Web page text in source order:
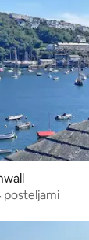
posteljami